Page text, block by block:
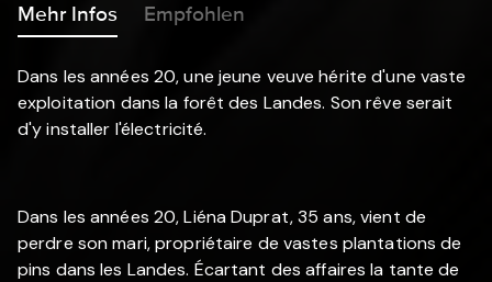
Mehr Infos Empfohlen
Dans les années 20, une jeune veuve hérite d'une vaste
exploitation dans la forêt des Landes. Son rêve serait
d'y installer l'électricité.
Dans les années 20, Liéna Duprat, 35 ans, vient de
perdre son mari, propriétaire de vastes plantations de
pins dans les Landes. Écartant des affaires la tante de